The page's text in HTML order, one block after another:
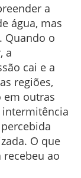
a
água, mas
Quando o
a
cai e a
regiões,
em outras
intermitência
O que
ao